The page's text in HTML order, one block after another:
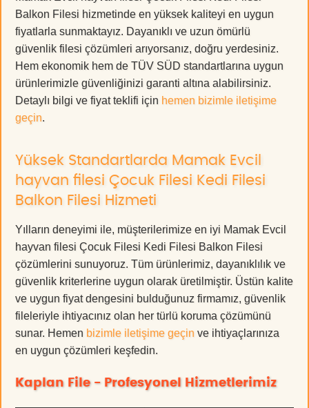
Balkon Filesi hizmetinde en yüksek kaliteyi en uygun
fiyatlarla sunmaktayız. Dayanıklı ve uzun ömürlü
güvenlik filesi çözümleri arıyorsanız, doğru yerdesiniz.
Hem ekonomik hem de TÜV SÜD standartlarına uygun
ürünlerimizle güvenliğinizi garanti altına alabilirsiniz.
Detaylı bilgi ve fiyat teklifi için hemen bizimle iletişime
geçin.
Yüksek Standartlarda Mamak Evcil
hayvan filesi Çocuk Filesi Kedi Filesi
Balkon Filesi Hizmeti
Yılların deneyimi ile, müşterilerimize en iyi Mamak Evcil
hayvan filesi Çocuk Filesi Kedi Filesi Balkon Filesi
çözümlerini sunuyoruz. Tüm ürünlerimiz, dayanıklılık ve
güvenlik kriterlerine uygun olarak üretilmiştir. Üstün kalite
ve uygun fiyat dengesini bulduğunuz firmamız, güvenlik
fileleriyle ihtiyacınız olan her türlü koruma çözümünü
sunar. Hemen bizimle iletişime geçin ve ihtiyaçlarınıza
en uygun çözümleri keşfedin.
Kaplan File - Profesyonel Hizmetlerimiz